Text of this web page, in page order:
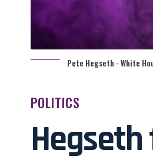
Pete Hegseth - White
POLITICS